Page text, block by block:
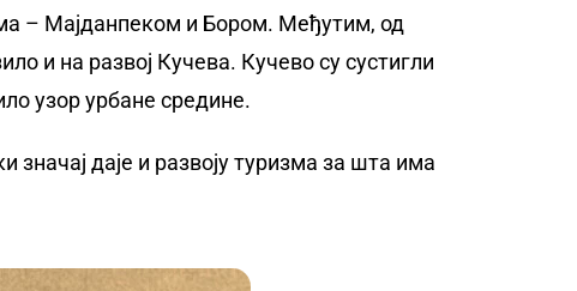
– Мајданпеком и Бором. Међутим, од
и на развој Кучева. Кучево су сустигли
узор урбане средине.
даје и развоју туризма за шта има